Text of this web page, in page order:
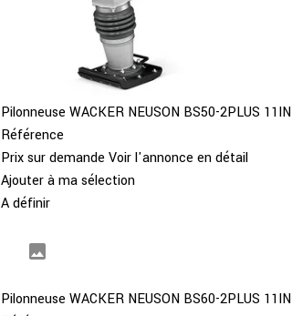
Pilonneuse WACKER NEUSON BS50-2PLUS 11IN
Référence
Prix sur demandeVoir l'annonce en détail
Ajouter à ma sélection
A définir
Pilonneuse WACKER NEUSON BS60-2PLUS 11IN